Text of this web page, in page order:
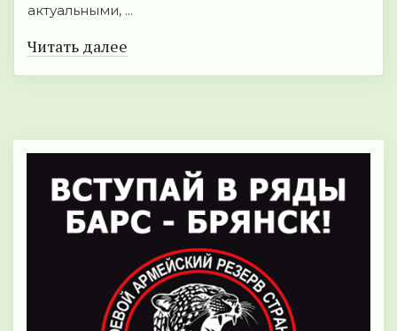
актуальными, ...
Читать далее